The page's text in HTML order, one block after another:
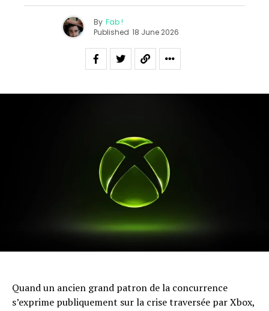
By Fab !
Published 18 June 2026
Quand un ancien grand patron de la concurrence
s’exprime publiquement sur la crise traversée par Xbox,